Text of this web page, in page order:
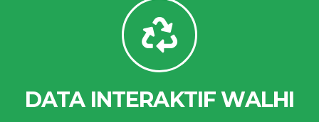
DATA INTERAKTIF WALHI